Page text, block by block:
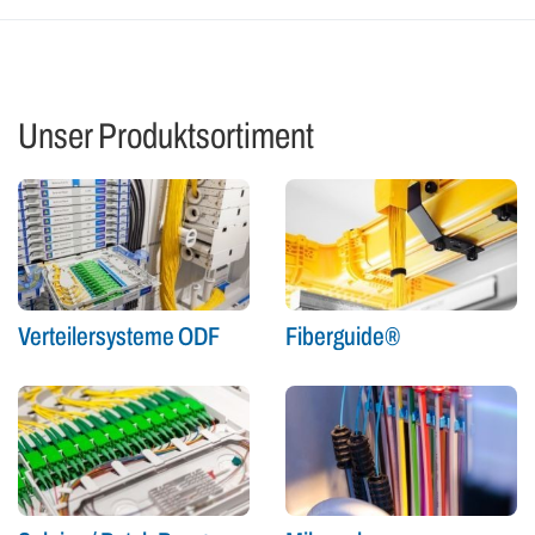
Unser Produktsortiment
Verteilersysteme ODF Fiberguide®